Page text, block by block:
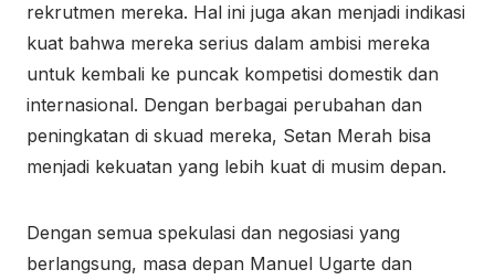
rekrutmen mereka. Hal ini juga akan menjadi indikasi
kuat bahwa mereka serius dalam ambisi mereka
untuk kembali ke puncak kompetisi domestik dan
internasional. Dengan berbagai perubahan dan
peningkatan di skuad mereka, Setan Merah bisa
menjadi kekuatan yang lebih kuat di musim depan.
Dengan semua spekulasi dan negosiasi yang
berlangsung, masa depan Manuel Ugarte dan